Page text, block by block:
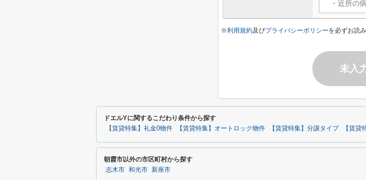
※利用規約及びプライバシーポリシーを必ずお読
未入
ドエルYに関するこだわり条件から探す
【賃貸特集】礼金0物件 【賃貸特集】オートロック物件 【賃貸特集】分譲タイプ 【賃貸
朝霞市以外の市区町村から探す
志木市 和光市 新座市